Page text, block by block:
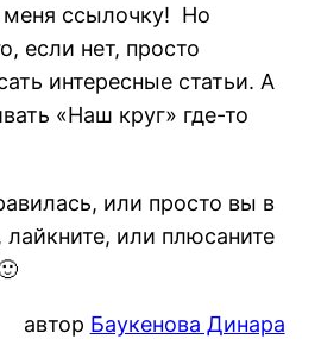
меня ссылочку! Но
если нет, просто
интересные статьи. А
«Наш круг» где-то
или просто вы в
лайкните, или плюсаните
автор Баукенова Динара